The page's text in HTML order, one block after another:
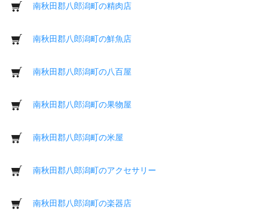
南秋田郡八郎潟町の精肉店
南秋田郡八郎潟町の鮮魚店
南秋田郡八郎潟町の八百屋
南秋田郡八郎潟町の果物屋
南秋田郡八郎潟町の米屋
南秋田郡八郎潟町のアクセサリー
南秋田郡八郎潟町の楽器店